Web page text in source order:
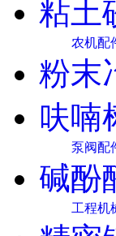
粘土
农机配
粉末
呋喃
泵阀配
碱酚
工程机